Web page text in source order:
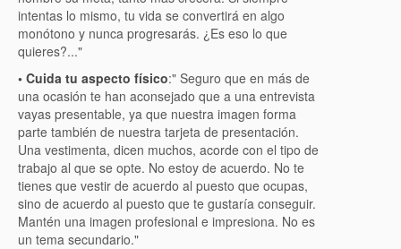
intentas lo mismo, tu vida se convertirá en algo
monótono y nunca progresarás. ¿Es eso lo que
quieres?..."
• Cuida tu aspecto físico:" Seguro que en más de
una ocasión te han aconsejado que a una entrevista
vayas presentable, ya que nuestra imagen forma
parte también de nuestra tarjeta de presentación.
Una vestimenta, dicen muchos, acorde con el tipo de
trabajo al que se opte. No estoy de acuerdo. No te
tienes que vestir de acuerdo al puesto que ocupas,
sino de acuerdo al puesto que te gustaría conseguir.
Mantén una imagen profesional e impresiona. No es
un tema secundario."